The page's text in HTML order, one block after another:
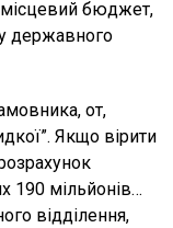
місцевий бюджет,
державного
от,
Якщо вірити
190 мільйонів…
відділення,